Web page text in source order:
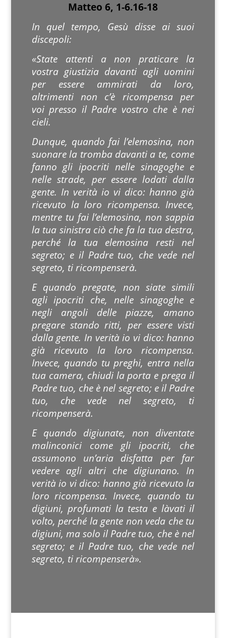
Matteo 6, 1-6.16-18
In quel tempo, Gesù disse ai suoi
discepoli:
«State attenti a non praticare la
vostra giustizia davanti agli uomini
per essere ammirati da loro,
altrimenti non c’è ricompensa per
voi presso il Padre vostro che è nei
cieli.
Dunque, quando fai l’elemosina, non
suonare la tromba davanti a te, come
fanno gli ipocriti nelle sinagoghe e
nelle strade, per essere lodati dalla
gente. In verità io vi dico: hanno già
ricevuto la loro ricompensa. Invece,
mentre tu fai l’elemosina, non sappia
la tua sinistra ciò che fa la tua destra,
perché la tua elemosina resti nel
segreto; e il Padre tuo, che vede nel
segreto, ti ricompenserà.
E quando pregate, non siate simili
agli ipocriti che, nelle sinagoghe e
negli angoli delle piazze, amano
pregare stando ritti, per essere visti
dalla gente. In verità io vi dico: hanno
già ricevuto la loro ricompensa.
Invece, quando tu preghi, entra nella
tua camera, chiudi la porta e prega il
Padre tuo, che è nel segreto; e il Padre
tuo, che vede nel segreto, ti
ricompenserà.
E quando digiunate, non diventate
malinconici come gli ipocriti, che
assumono un’aria disfatta per far
vedere agli altri che digiunano. In
verità io vi dico: hanno già ricevuto la
loro ricompensa. Invece, quando tu
digiuni, profumati la testa e làvati il
volto, perché la gente non veda che tu
digiuni, ma solo il Padre tuo, che è nel
segreto; e il Padre tuo, che vede nel
segreto, ti ricompenserà».